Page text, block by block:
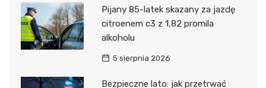
Pijany 85-latek skazany za jazdę
citroenem c3 z 1,82 promila
alkoholu
5 sierpnia 2026
Bezpieczne lato: jak przetrwać